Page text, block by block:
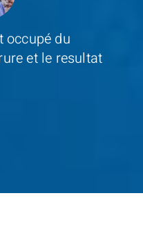
occupé du
et le resultat